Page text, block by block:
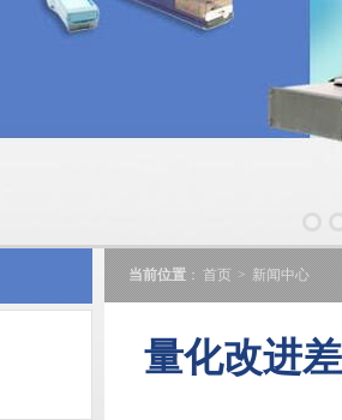
当前位置 ： 首页 > 新闻中心
量化改进